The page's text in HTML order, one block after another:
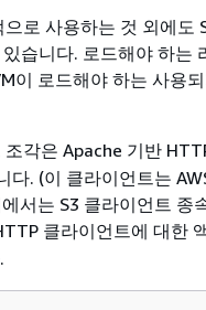
로 사용하는 것 외에도
습니다. 로드해야 하는
이 로드해야 하는 사용
조각은 Apache 기반
. (이 클라이언트는
서는 S3 클라이언트 종
클라이언트에 대한